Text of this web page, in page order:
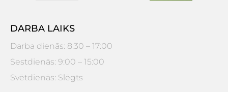
DARBA LAIKS
Darba dienās: 8:30 – 17:00
Sestdienās: 9:00 – 15:00
Svētdienās: Slēgts